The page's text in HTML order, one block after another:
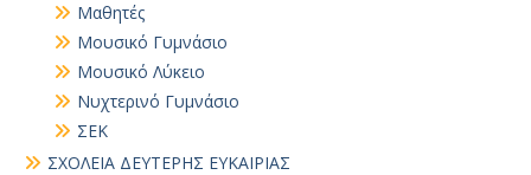
Μαθητές
Μουσικό Γυμνάσιο
Μουσικό Λύκειο
Νυχτερινό Γυμνάσιο
ΣΕΚ
ΣΧΟΛΕΙΑ ΔΕΥΤΕΡΗΣ ΕΥΚΑΙΡΙΑΣ